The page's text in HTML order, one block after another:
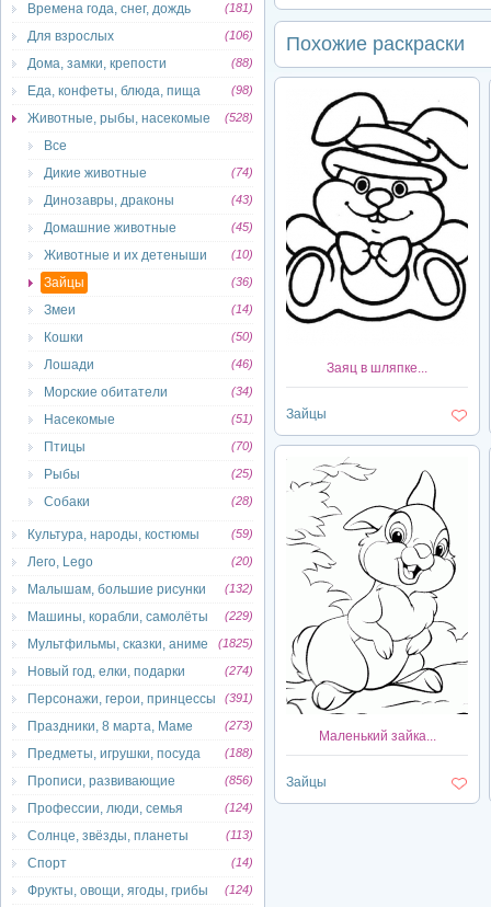
Времена года, снег, дождь (181)
Для взрослых (106)
Дома, замки, крепости (88)
Еда, конфеты, блюда, пища (98)
Животные, рыбы, насекомые (528)
Все
Дикие животные
(74)
Динозавры, драконы (43)
Домашние животные (45)
Животные и их детеныши (10)
Зайцы (36)
Змеи (14)
Кошки (50)
Лошади (46)
Морские обитатели (34)
Насекомые (51)
Птицы (70)
Рыбы (25)
Собаки (28)
Культура, народы, костюмы (59)
Лего, Lego (20)
Малышам, большие рисунки (132)
Машины, корабли, самолёты (229)
Мультфильмы, сказки, аниме (1825)
Новый год, елки, подарки (274)
Персонажи, герои, принцессы (391)
Праздники, 8 марта, Маме (273)
Предметы, игрушки, посуда (188)
Прописи, развивающие (856)
Профессии, люди, семья (124)
Солнце, звёзды, планеты (113)
Спорт (14)
Фрукты, овощи, ягоды, грибы (124)
Похожие раскраски
Заяц в шляпке...
Зайцы
Маленький зайка...
Зайцы